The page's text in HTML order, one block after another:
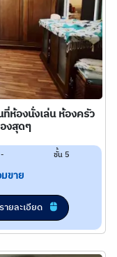
ที่ห้องนั่งเล่น ห้องครัว
งสุดๆ
- ชั้น 5
ขาย
รายละเอียด